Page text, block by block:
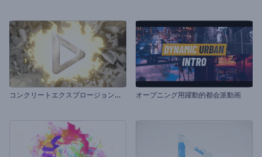
コ
ンクリートエクスプロージョンロゴ オープニング用躍動的都会派動画